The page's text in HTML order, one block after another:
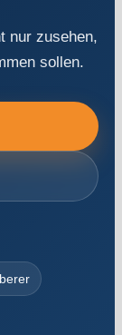
nur zusehen,
sollen.